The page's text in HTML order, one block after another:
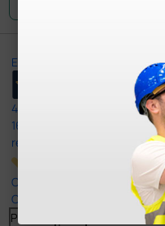
Excellent
4,8
165
reviews
Our 4 and 5 star reviews.
Click here to read them all >
Previous